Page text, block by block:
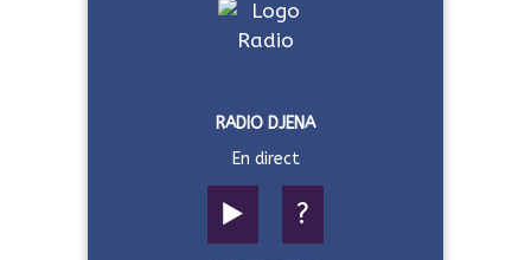
RADIO DJENA
En direct
▶️ ?